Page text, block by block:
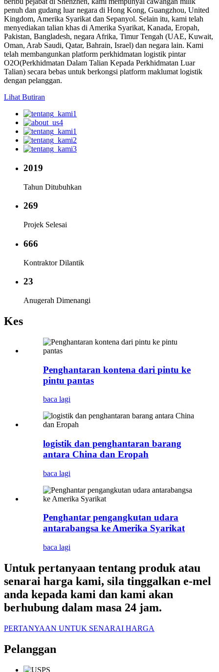
penuh dan gudang luar negara di Hong Kong, Guangzhou, United
Kingdom, Amerika Syarikat dan Sepanyol. Selain itu, kami telah
menyediakan talian khas di Amerika Syarikat, Kanada, Eropah,
Pakistan, Bangladesh, negara Afrika, Timur Tengah (UAE, Kuwait,
Oman, Arab Saudi, Qatar, Bahrain, Israel) dan negara lain. Kami
telah membangunkan platform perkhidmatan logistik pintar
O2O(Perkhidmatan Dalam Talian Kepada Perkhidmatan Luar
Talian) secara bebas untuk berkongsi platform maklumat logistik
dengan pelanggan.
Lihat Butiran
2019
Tahun Ditubuhkan
269
Projek Selesai
666
Kontraktor Dilantik
23
Anugerah Dimenangi
Kes
Penghantaran kontena dari pintu ke
pintu pantas
baca lagi
logistik dan penghantaran barang
antara China dan Eropah
baca lagi
Penghantar pengangkutan udara
antarabangsa ke Amerika Syarikat
baca lagi
Untuk pertanyaan tentang produk atau
senarai harga kami, sila tinggalkan e-mel
anda kepada kami dan kami akan
berhubung dalam masa 24 jam.
PERTANYAAN UNTUK SENARAI HARGA
Pelanggan